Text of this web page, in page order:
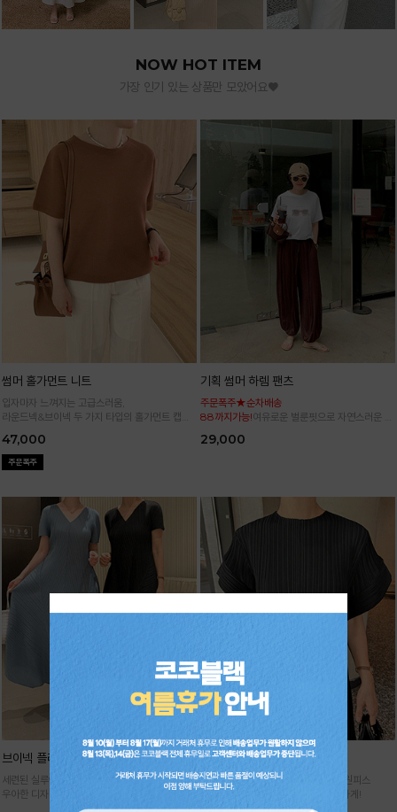
NOW HOT ITEM
가장 인기 있는 상품만 모았어요♥
썸머 홀가먼트 니트
입자마자 느껴지는 고급스러움,
라운드넥&브이넥 두 가지 타입의 홀가먼트 캡니
47,000
기획 썸머 하렘 팬츠
주문폭주★순차배송
88까지가능!여유로운 벌룬핏으로 자연스러운 체
29,000
브이넥 플리츠 원피스
세련된 실루엣이 돋보이는 플리츠 원피스
우아한 디자인에 시원한 소재감으로 굿!
날개 플리츠 원피스
세련된 실루엣으로 멋스러운 플리츠 원피스
고급스러운 아웃핏으로 여름을 우아하게!